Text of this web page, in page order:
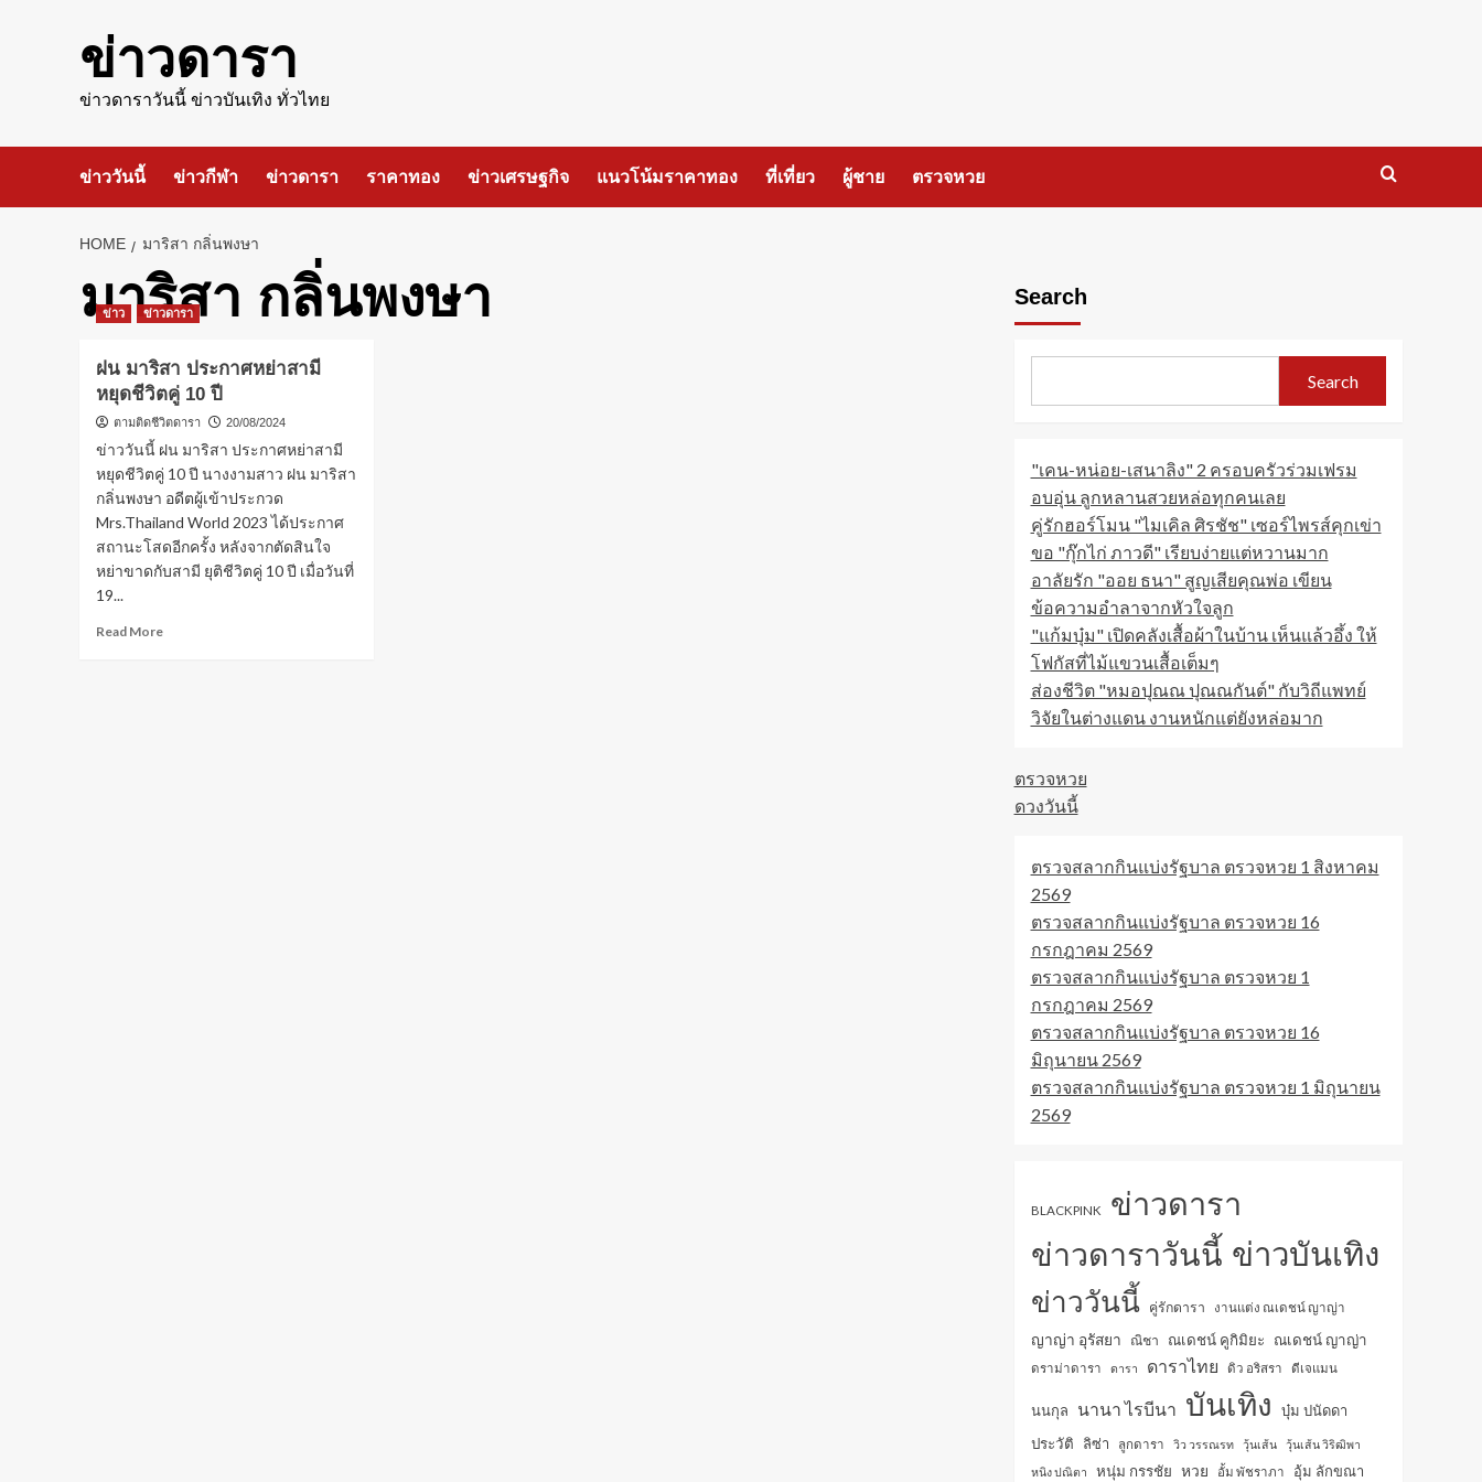
ข่าวดารา
ข่าวดาราวันนี้ ข่าวบันเทิง ทั่วไทย
ข่าววันนี้ ข่าวกีฬา ข่าวดารา ราคาทอง ข่าวเศรษฐกิจ แนวโน้มราคาทอง ที่เที่ยว ผู้ชาย ตรวจหวย
HOME มาริสา กลิ่นพงษา
มาริสา กลิ่นพงษา
ข่าว ข่าวดารา
ฝน มาริสา ประกาศหย่าสามี
หยุดชีวิตคู่ 10 ปี
ตามติดชีวิตดารา 20/08/2024
ข่าววันนี้ ฝน มาริสา ประกาศหย่าสามี
หยุดชีวิตคู่ 10 ปี นางงามสาว ฝน มาริสา
กลิ่นพงษา อดีตผู้เข้าประกวด
Mrs.Thailand World 2023 ได้ประกาศ
สถานะโสดอีกครั้ง หลังจากตัดสินใจ
หย่าขาดกับสามี ยุติชีวิตคู่ 10 ปี เมื่อวันที่
19...
Read MoreRead
Search
Search
"เคน-หน่อย-เสนาลิง" 2 ครอบครัวร่วมเฟรม
อบอุ่น ลูกหลานสวยหล่อทุกคนเลย
คู่รักฮอร์โมน "ไมเคิล ศิรชัช" เซอร์ไพรส์คุกเข่า
ขอ "กุ๊กไก่ ภาวดี" เรียบง่ายแต่หวานมาก
อาลัยรัก "ออย ธนา" สูญเสียคุณพ่อ เขียน
ข้อความอำลาจากหัวใจลูก
"แก้มบุ๋ม" เปิดคลังเสื้อผ้าในบ้าน เห็นแล้วอึ้ง ให้
โฟกัสที่ไม้แขวนเสื้อเต็มๆ
ส่องชีวิต "หมอปุณณ ปุณณกันต์" กับวิถีแพทย์
วิจัยในต่างแดน งานหนักแต่ยังหล่อมาก
ตรวจหวย
ดวงวันนี้
ตรวจสลากกินแบ่งรัฐบาล ตรวจหวย 1 สิงหาคม
2569
ตรวจสลากกินแบ่งรัฐบาล ตรวจหวย 16
กรกฎาคม 2569
ตรวจสลากกินแบ่งรัฐบาล ตรวจหวย 1
กรกฎาคม 2569
ตรวจสลากกินแบ่งรัฐบาล ตรวจหวย 16
มิถุนายน 2569
ตรวจสลากกินแบ่งรัฐบาล ตรวจหวย 1 มิถุนายน
2569
BLACKPINK ข่าวดารา
ข่าวดาราวันนี้ ข่าวบันเทิง
ข่าววันนี้ คู่รักดารา งานแต่ง ณเดชน์ ญาญ่า
ญาญ่า อุรัสยา ณิชา ณเดชน์ คูกิมิยะ ณเดชน์ ญาญ่า
ดราม่าดารา ดารา ดาราไทย ดิว อริสรา ดีเจแมน
นนกุล นานา ไรบีนา บันเทิง
บุ๋ม ปนัดดา
ประวัติ
ลิซ่า ลูกดารา วิว วรรณรท วุ้นเส้น
วุ้นเส้น วิริฒิพา
หนิง ปณิตา
หนุ่ม กรรชัย หวย อั้ม พัชราภา อุ้ม ลักขณา